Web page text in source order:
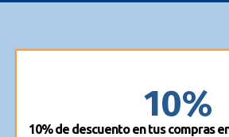
10%
10% de descuento en tus compras